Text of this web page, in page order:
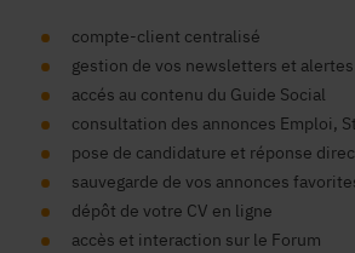
compte-client centralisé
gestion de vos newsletters et alertes
accés au contenu du Guide Social
consultation des annonces Emploi,
pose de candidature et réponse
sauvegarde de vos annonces
dépôt de votre CV en ligne
accès et interaction sur le Forum